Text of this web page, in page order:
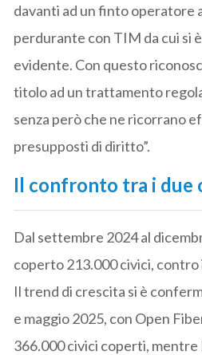
davanti ad un finto operatore
perdurante con TIM da cui si
evidente. Con questo
titolo ad un trattamento
senza però che ne ricorrano
presupposti di diritto”.
Il confronto tra i due
Dal settembre 2024 al
coperto 213.000 civici, contro
Il trend di crescita si è
e maggio 2025, con Open
366.000 civici coperti, mentre